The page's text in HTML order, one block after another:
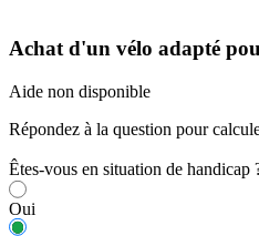
Achat d'un vélo adapté
Aide non disponible
Répondez à la question pour
Êtes-vous en situation de handicap
Oui